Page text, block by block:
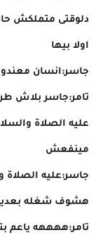
دلوقتى متملكش
اولا بيها
جاسر:انسان
تامر:جاسر بلاش
عليه الصلاة
مينفعش
جاسر:عليه
هشوف شغله بعدين
تامر:ههههه ياعم